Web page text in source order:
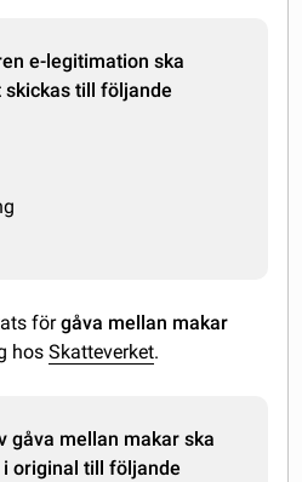
e-legitimation ska
till följande
förgåva mellan makar
hosSkatteverket.
gåva mellan makar ska
original till följande